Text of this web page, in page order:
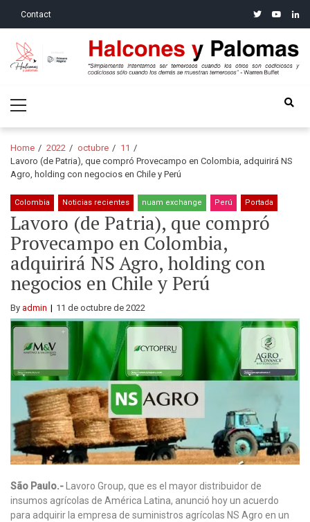
Contact twitteryoutube
Halcones y Palomas
Menu
Home 2022 octubre
11
Lavoro (de Patria), que compró Provecampo en Colombia, adquirirá NS
Agro, holding con negocios en Chile y Perú
Colombia Noticias recientes nuam exchange Perú Portada
Lavoro (de Patria), que compró
Provecampo en Colombia,
adquirirá NS Agro, holding con
negocios en Chile y Perú
By admin 11 de octubre de 2022
São Paulo.- Lavoro Group, que es el mayor distribuidor de
insumos agrícolas de América Latina, anunció hoy un acuerdo
para adquirir la empresa de suministros agrícolas NS Agro en un